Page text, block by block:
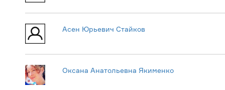
Асен Юрьевич Стайков
Оксана Анатольевна Якименко